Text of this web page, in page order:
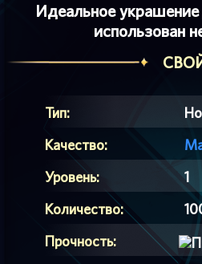
Идеальное
использован
Тип:
Качество:
Уровень:
1
Количество:
Прочность: